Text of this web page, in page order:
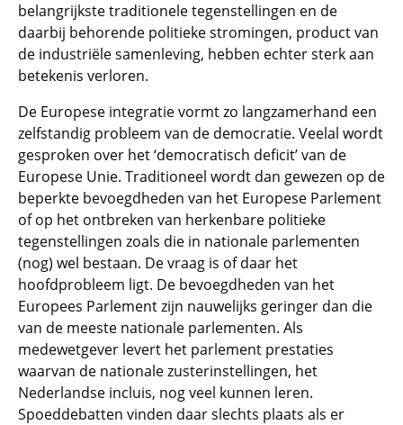
belangrijkste traditionele tegenstellingen en de
daarbij behorende politieke stromingen, product van
de industriële samenleving, hebben echter sterk aan
betekenis verloren.
De Europese integratie vormt zo langzamerhand een
zelfstandig probleem van de democratie. Veelal wordt
gesproken over het ‘democratisch deficit’ van de
Europese Unie. Traditioneel wordt dan gewezen op de
beperkte bevoegdheden van het Europese Parlement
of op het ontbreken van herkenbare politieke
tegenstellingen zoals die in nationale parlementen
(nog) wel bestaan. De vraag is of daar het
hoofdprobleem ligt. De bevoegdheden van het
Europees Parlement zijn nauwelijks geringer dan die
van de meeste nationale parlementen. Als
medewetgever levert het parlement prestaties
waarvan de nationale zusterinstellingen, het
Nederlandse incluis, nog veel kunnen leren.
Spoeddebatten vinden daar slechts plaats als er